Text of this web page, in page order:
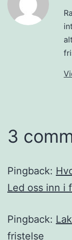
3
Pingback:
Led oss inn i
Pingback:
fristelse